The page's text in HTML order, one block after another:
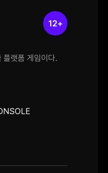
12+
랫폼 게임이다.